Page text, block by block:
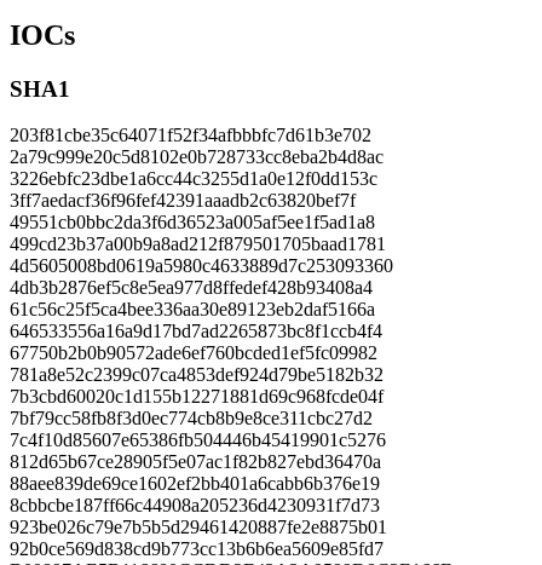
IOCs
SHA1
203f81cbe35c64071f52f34afbbbfc7d61b3e702
2a79c999e20c5d8102e0b728733cc8eba2b4d8ac
3226ebfc23dbe1a6cc44c3255d1a0e12f0dd153c
3ff7aedacf36f96fef42391aaadb2c63820bef7f
49551cb0bbc2da3f6d36523a005af5ee1f5ad1a8
499cd23b37a00b9a8ad212f879501705baad1781
4d5605008bd0619a5980c4633889d7c253093360
4db3b2876ef5c8e5ea977d8ffedef428b93408a4
61c56c25f5ca4bee336aa30e89123eb2daf5166a
646533556a16a9d17bd7ad2265873bc8f1ccb4f4
67750b2b0b90572ade6ef760bcded1ef5fc09982
781a8e52c2399c07ca4853def924d79be5182b32
7b3cbd60020c1d155b12271881d69c968fcde04f
7bf79cc58fb8f3d0ec774cb8b9e8ce311cbc27d2
7c4f10d85607e65386fb504446b45419901c5276
812d65b67ce28905f5e07ac1f82b827ebd36470a
88aee839de69ce1602ef2bb401a6cabb6b376e19
8cbbcbe187ff66c44908a205236d4230931f7d73
923be026c79e7b5b5d29461420887fe2e8875b01
92b0ce569d838cd9b773cc13b6b6ea5609e85fd7